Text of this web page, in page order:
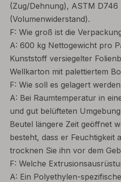
(Zug/Dehnung), ASTM D746
(Volumenwiderstand).
F: Wie groß ist die
A: 600 kg Nettogewicht pro
Kunststoff versiegelter
Wellkarton mit palettiertem
F: Wie soll es gelagert
A: Bei Raumtemperatur in
und gut belüfteten
Beutel längere Zeit geöffnet
besteht, dass er Feuchtigkeit
trocknen Sie ihn vor dem
F: Welche
A: Ein Polyethylen-